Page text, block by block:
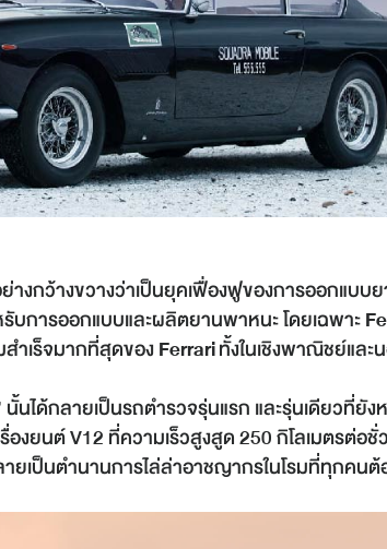
งกว้างขวางว่าเป็นยุคเฟื่องฟูของการออกแบบย
บการออกแบบและผลิตยานพาหนะ โดยเฉพาะ
ำเร็จมากที่สุดของFerrariทั้งในเชิงพาณิชย์และ
นั้นได้กลายเป็นรถตำรวจรุ่นแรก และรุ่นเดียวที่ยัง
ยนต์ V12 ที่ความเร็วสูงสูด 250 กิโลเมตรต่อชั่
ยเป็นตำนานการไล่ล่าอาชญากรในโรมที่ทุกคนต้